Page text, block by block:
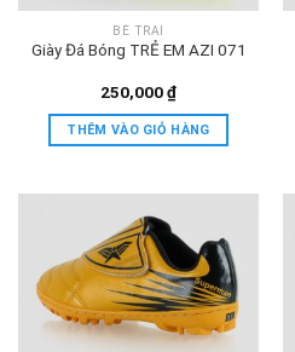
BÉ TRAI
Giày Đá Bóng TRẺ EM AZI 071
250,000₫
THÊM VÀO GIỎ HÀNG